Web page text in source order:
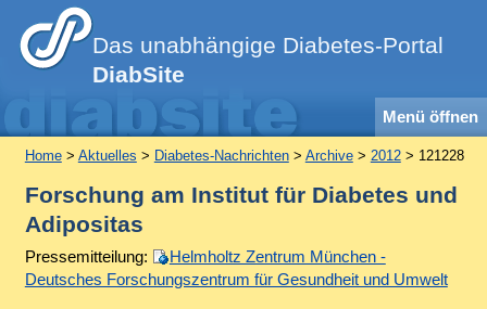
Das unabhängige Diabetes-Portal
DiabSite
Menü öffnen
Home> Aktuelles > Diabetes-Nachrichten> Archive> 2012> 121228
Forschung am Institut für Diabetes und
Adipositas
Pressemitteilung:
Helmholtz Zentrum München -
Deutsches Forschungszentrum für Gesundheit und Umwelt